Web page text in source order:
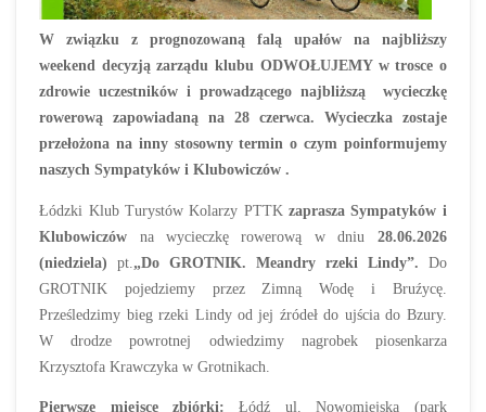
W związku z prognozowaną falą upałów na najbliższy
weekend decyzją zarządu klubu ODWOŁUJEMY w trosce o
zdrowie uczestników i prowadzącego najbliższą wycieczkę
rowerową zapowiadaną na 28 czerwca. Wycieczka zostaje
przełożona na inny stosowny termin o czym poinformujemy
naszych Sympatyków i Klubowiczów .
Łódzki Klub Turystów Kolarzy PTTKzaprasza Sympatyków i
Klubowiczów na wycieczkę rowerową w dniu 28.06.2026
(niedziela) pt. „Do GROTNIK. Meandry rzeki Lindy”. Do
GROTNIK pojedziemy przez Zimną Wodę i Bruźycę.
Prześledzimy bieg rzeki Lindy od jej źródeł do ujścia do Bzury.
W drodze powrotnej odwiedzimy nagrobek piosenkarza
Krzysztofa Krawczyka w Grotnikach.
Pierwsze miejsce zbiórki: Łódź ul. Nowomiejska (park